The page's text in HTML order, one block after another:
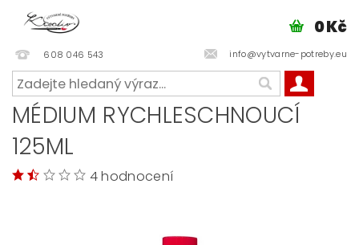
608 046 543 info@vytvarne-potreby.eu
0 Kč
MÉDIUM RYCHLESCHNOUCÍ
125ML
4 hodnocení